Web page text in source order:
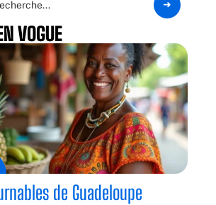
VOGUE
de Guadeloupe